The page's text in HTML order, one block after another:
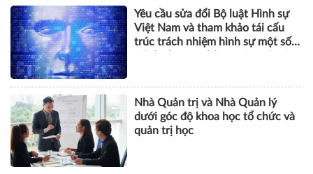
Yêu cầu sửa đổi Bộ luật Hình sự
Việt Nam và tham khảo tái cấu
trúc trách nhiệm hình sự một số
tội danh trong kỷ nguyên trí tuệ
Nhà Quản trị và Nhà Quản lý
dưới góc độ khoa học tổ chức và
quản trị học